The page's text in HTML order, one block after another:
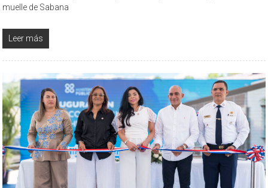
muelle de Sabana
Leer más